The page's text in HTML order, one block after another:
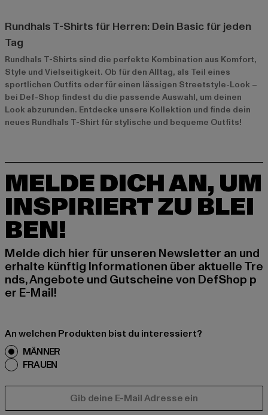
Rundhals T-Shirts für Herren: Dein Basic für jeden
Tag
Rundhals T-Shirts sind die perfekte Kombination aus Komfort,
Style und Vielseitigkeit. Ob für den Alltag, als Teil eines
sportlichen Outfits oder für einen lässigen Streetstyle-Look –
bei Def-Shop findest du die passende Auswahl, um deinen
Look abzurunden. Entdecke unsere Kollektion und finde dein
neues Rundhals T-Shirt für stylische und bequeme Outfits!
MELDE DICH AN, UM
INSPIRIERT ZU BLEI
BEN!
Melde dich hier für unseren Newsletter an und
erhalte künftig Informationen über aktuelle Tre
nds, Angebote und Gutscheine von DefShop p
er E-Mail!
An welchen Produkten bist du interessiert?
MÄNNER
FRAUEN